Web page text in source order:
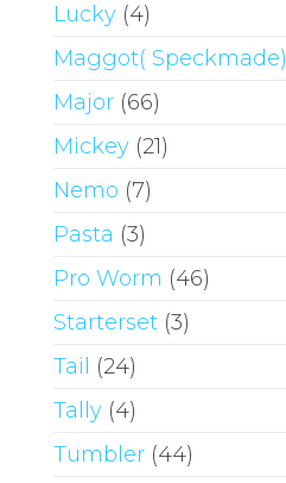
Lucky (4)
Maggot( Speckmade)
Major (66)
Mickey (21)
Nemo (7)
Pasta (3)
Pro Worm (46)
Starterset (3)
Tail
(24)
Tally (4)
Tumbler (44)